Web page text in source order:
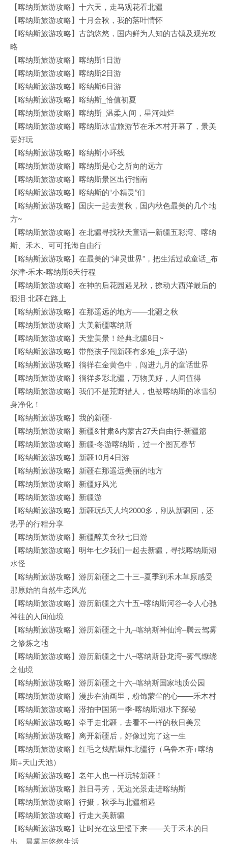
【喀纳斯旅游攻略】十六天，走马观花看北疆
【喀纳斯旅游攻略】十月金秋，我的落叶情怀
【喀纳斯旅游攻略】古韵悠悠，国内鲜为人知的古镇及观光攻
略
【喀纳斯旅游攻略】喀纳斯1日游
【喀纳斯旅游攻略】喀纳斯2日游
【喀纳斯旅游攻略】喀纳斯6日游
【喀纳斯旅游攻略】喀纳斯_恰值初夏
【喀纳斯旅游攻略】喀纳斯_温柔人间，星河灿烂
【喀纳斯旅游攻略】喀纳斯冰雪旅游节在禾木村开幕了，景美
更好玩
【喀纳斯旅游攻略】喀纳斯小环线
【喀纳斯旅游攻略】喀纳斯是心之所向的远方
【喀纳斯旅游攻略】喀纳斯景区出行指南
【喀纳斯旅游攻略】喀纳斯的“小精灵”们
【喀纳斯旅游攻略】国庆一起去赏秋，国内秋色最美的几个地
方~
【喀纳斯旅游攻略】在北疆寻找秋天童话—新疆五彩湾、喀纳
斯、禾木、可可托海自由行
【喀纳斯旅游攻略】在最美的“津灵世界”，把生活过成童话_布
尔津-禾木-喀纳斯8天行程
【喀纳斯旅游攻略】在神的后花园遇见秋，撩动大西洋最后的
眼泪-北疆在路上
【喀纳斯旅游攻略】在那遥远的地方——北疆之秋
【喀纳斯旅游攻略】大美新疆喀纳斯
【喀纳斯旅游攻略】天堂美景！经典北疆8日~
【喀纳斯旅游攻略】带熊孩子闯新疆有多难_(亲子游)
【喀纳斯旅游攻略】徜徉在金黄色中，闯进九月的童话世界
【喀纳斯旅游攻略】徜徉多彩北疆，万物美好，人间值得
【喀纳斯旅游攻略】我们不是荒野猎人，也被喀纳斯的冰雪彻
身净化！
【喀纳斯旅游攻略】我的新疆-
【喀纳斯旅游攻略】新疆&甘肃&内蒙古27天自由行-新疆篇
【喀纳斯旅游攻略】新疆-冬游喀纳斯，过一个图瓦春节
【喀纳斯旅游攻略】新疆10月4日游
【喀纳斯旅游攻略】新疆在那遥远美丽的地方
【喀纳斯旅游攻略】新疆好风光
【喀纳斯旅游攻略】新疆游
【喀纳斯旅游攻略】新疆玩5天人均2000多，刚从新疆回，还
热乎的行程分享
【喀纳斯旅游攻略】新疆醉美金秋七日游
【喀纳斯旅游攻略】明年七夕我们一起去新疆，寻找喀纳斯湖
水怪
【喀纳斯旅游攻略】游历新疆之二十三–夏季到禾木草原感受
那原始的自然生态风光
【喀纳斯旅游攻略】游历新疆之六十五–喀纳斯河谷–令人心驰
神往的人间仙境
【喀纳斯旅游攻略】游历新疆之十九–喀纳斯神仙湾–腾云驾雾
之修炼之地
【喀纳斯旅游攻略】游历新疆之十八–喀纳斯卧龙湾–雾气缭绕
之仙境
【喀纳斯旅游攻略】游历新疆之十六–喀纳斯国家地质公园
【喀纳斯旅游攻略】漫步在油画里，粉饰蒙尘的心——禾木村
【喀纳斯旅游攻略】潜拍中国第一季-喀纳斯湖水下探秘
【喀纳斯旅游攻略】牵手走北疆，去看不一样的秋日美景
【喀纳斯旅游攻略】离开新疆后，好像过完了这一生
【喀纳斯旅游攻略】红毛之炫酷屌炸北疆行（乌鲁木齐+喀纳
斯+天山天池）
【喀纳斯旅游攻略】老年人也一样玩转新疆！
【喀纳斯旅游攻略】胜日寻芳，无边光景走进喀纳斯
【喀纳斯旅游攻略】行摄，秋季与北疆相遇
【喀纳斯旅游攻略】行走大美新疆
【喀纳斯旅游攻略】让时光在这里慢下来——关于禾木的日
出、晨雾与悠然生活